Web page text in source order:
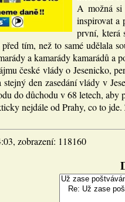
A možná si
inspirovat a
první, která
tím, než to samé udělala
a kamarády kamarádů a
české vlády o Jesenicko,
stejný den zasedání vlády v
do důchodu v 68 letech,
nejdále od Prahy, co to
zobrazení: 118160